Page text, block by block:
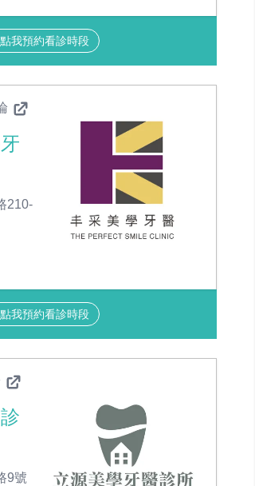
點我預約看診時段
210-
點我預約看診時段
9號